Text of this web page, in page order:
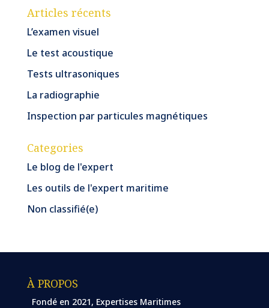
Articles récents
L’examen visuel
Le test acoustique
Tests ultrasoniques
La radiographie
Inspection par particules magnétiques
Categories
Le blog de l'expert
Les outils de l'expert maritime
Non classifié(e)
À PROPOS
Fondé en 2021, Expertises Maritimes